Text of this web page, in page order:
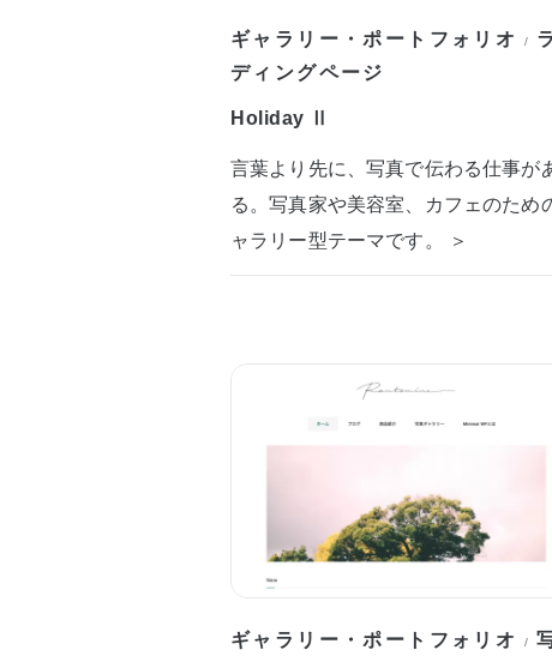
ギャラリー・ポートフォリオ /
ディングページ
Holiday Ⅱ
言葉より先に、写真で伝わる仕事が
る。写真家や美容室、カフェのため
ャラリー型テーマです。 ＞
ギャラリー・ポートフォリオ /